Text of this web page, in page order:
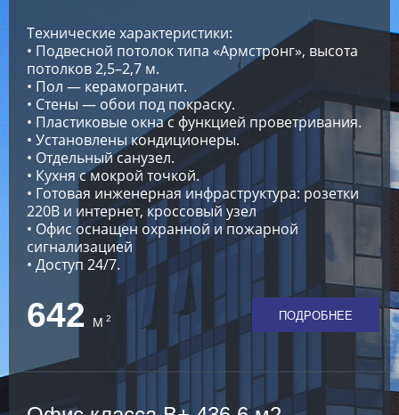
Технические характеристики:
• Подвесной потолок типа «Армстронг», высота
потолков 2,5–2,7 м.
• Пол — керамогранит.
• Стены — обои под покраску.
• Пластиковые окна с функцией проветривания.
• Установлены кондиционеры.
• Отдельный санузел.
• Кухня с мокрой точкой.
• Готовая инженерная инфраструктура: розетки
220В и интернет, кроссовый узел
• Офис оснащен охранной и пожарной
сигнализацией
• Доступ 24/7.
642 М 2 ПОДРОБНЕЕ